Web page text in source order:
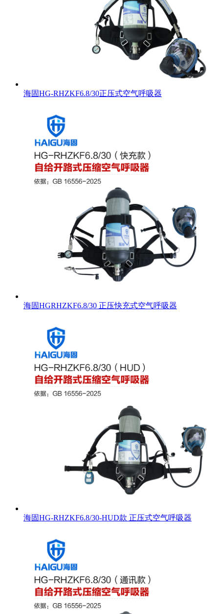
海固HG-RHZKF6.8/30正压式空气呼吸器
海固HGRHZKF6.8/30 正压快充式空气呼吸器
海固HG-RHZKF6.8/30-HUD款 正压式空气呼吸器